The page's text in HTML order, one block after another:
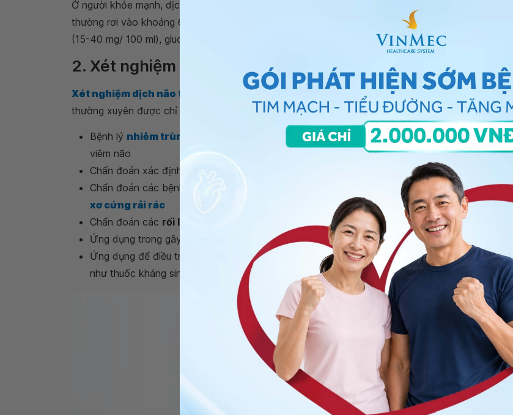
Ở người khỏe mạnh, dịch não tủy bình thường trong suốt, không màu. Áp lực dịch não tủy bình
thường rơi vào khoảng 60-150 mmH2O. Thành phần hóa sinh trong dịch não tủy bao gồm: Protein
(15-40 mg/ 100 ml), glucose (50-85 mg/ 100 ml), chloride (720-750 mg/ 100 ml).
2. Xét nghiệm dịch não tủy
Xét nghiệm dịch não tủy
hay xét nghiệm não tủy là một xét nghiệm cơ bản trên lâm sàng,
thường xuyên được chỉ định với nhiều mục đích khác nhau như:
Bệnh lý nhiễm trùng hệ thần kinh
: Chẩn đoán và xác định nguyên nhân viêm màng não,
viêm não
Chẩn đoán xác định xuất huyết dưới nhện
Chẩn đoán các bệnh viêm hệ thống có biểu hiện ở hệ thần kinh như Guillain-Barre,
xơ cứng rải rác
Chẩn đoán các rối loạn chuyển hóa
Ứng dụng trong gây tê cục bộ
Ứng dụng để điều trị bằng cách bơm thuốc vào khoang dưới nhện, gồm các loại phổ biến
như thuốc kháng sinh, độc tế bào trong điều trị ung thư,...